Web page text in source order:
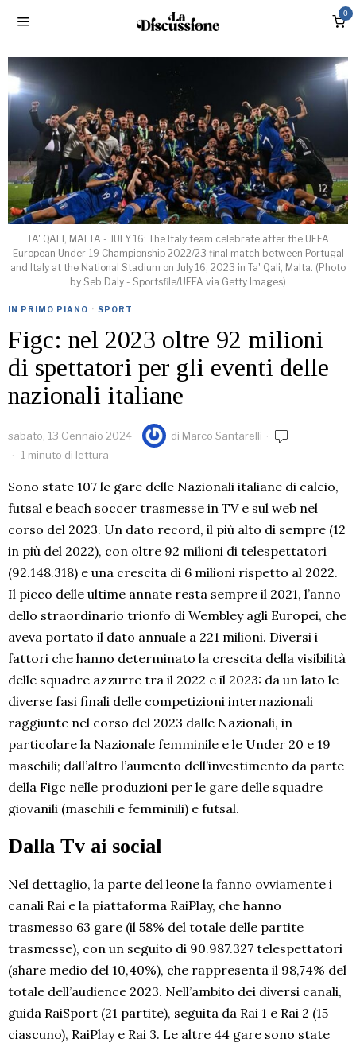
0
TA' QALI, MALTA - JULY 16: The Italy team celebrate after the UEFA
European Under-19 Championship 2022/23 final match between Portugal
and Italy at the National Stadium on July 16, 2023 in Ta' Qali, Malta. (Photo
by Seb Daly - Sportsfile/UEFA via Getty Images)
IN PRIMO PIANO · SPORT
Figc: nel 2023 oltre 92 milioni
di spettatori per gli eventi delle
nazionali italiane
sabato, 13 Gennaio 2024 di Marco Santarelli
1 minuto di lettura
Sono state 107 le gare delle Nazionali italiane di calcio,
futsal e beach soccer trasmesse in TV e sul web nel
corso del 2023. Un dato record, il più alto di sempre (12
in più del 2022), con oltre 92 milioni di telespettatori
(92.148.318) e una crescita di 6 milioni rispetto al 2022.
Il picco delle ultime annate resta sempre il 2021, l’anno
dello straordinario trionfo di Wembley agli Europei, che
aveva portato il dato annuale a 221 milioni. Diversi i
fattori che hanno determinato la crescita della visibilità
delle squadre azzurre tra il 2022 e il 2023: da un lato le
diverse fasi finali delle competizioni internazionali
raggiunte nel corso del 2023 dalle Nazionali, in
particolare la Nazionale femminile e le Under 20 e 19
maschili; dall’altro l’aumento dell’investimento da parte
della Figc nelle produzioni per le gare delle squadre
giovanili (maschili e femminili) e futsal.
Dalla Tv ai social
Nel dettaglio, la parte del leone la fanno ovviamente i
canali Rai e la piattaforma RaiPlay, che hanno
trasmesso 63 gare (il 58% del totale delle partite
trasmesse), con un seguito di 90.987.327 telespettatori
(share medio del 10,40%), che rappresenta il 98,74% del
totale dell’audience 2023. Nell’ambito dei diversi canali,
guida RaiSport (21 partite), seguita da Rai 1 e Rai 2 (15
ciascuno), RaiPlay e Rai 3. Le altre 44 gare sono state